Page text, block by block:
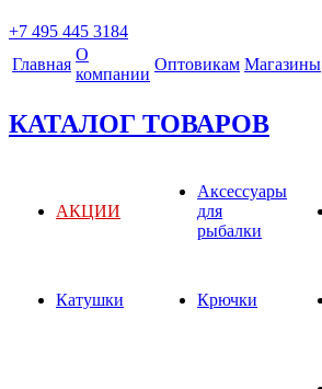
+7 495 445 3184
Главная
О
компании
Оптовикам Магазины
КАТАЛОГ ТОВАРОВ
АКЦИИ
Аксессуары
для
рыбалки
Катушки Крючки